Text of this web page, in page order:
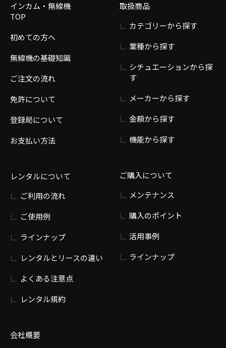
インカム・無線機
TOP
初めての方へ
無線機の基礎知識
ご注文の流れ
免許について
登録局について
お支払い方法
レンタルについて
ご利用の流れ
ご使用例
ラインナップ
レンタルとリースの違い
よくある注意点
レンタル規約
会社概要
取扱商品
カテゴリーから探す
業種から探す
シチュエーションから探
す
メーカーから探す
金額から探す
機能から探す
ご購入について
メンテナンス
購入のポイント
活用事例
ラインナップ